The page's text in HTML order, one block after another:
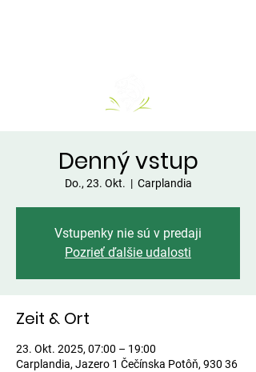
Denný vstup
Do., 23. Okt.
  |
Carplandia
Vstupenky nie sú v predaji
Pozrieť ďalšie udalosti
Zeit & Ort
23. Okt. 2025, 07:00 – 19:00
Carplandia, Jazero 1 Čečínska Potôň, 930 36